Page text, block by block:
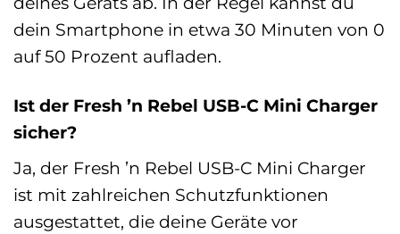
dein Smartphone in etwa 30 Minuten von 0
auf 50 Prozent aufladen.
Ist der Fresh ’n Rebel USB-C Mini Charger
sicher?
Ja, der Fresh ’n Rebel USB-C Mini Charger
ist mit zahlreichen Schutzfunktionen
ausgestattet, die deine Geräte vor